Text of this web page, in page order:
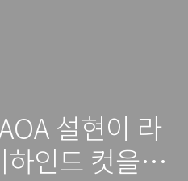
설현이 라
인드 컷을